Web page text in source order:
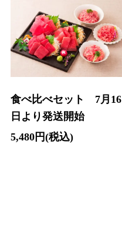
食べ比べセット 7月16
日より発送開始
5,480円(税込)